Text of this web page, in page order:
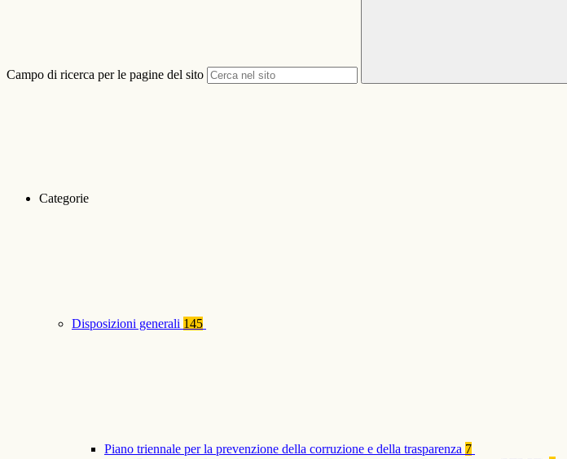
Campo di ricerca per le pagine del sito
Categorie
Disposizioni generali 145
Piano triennale per la prevenzione della corruzione e della trasparenza 7